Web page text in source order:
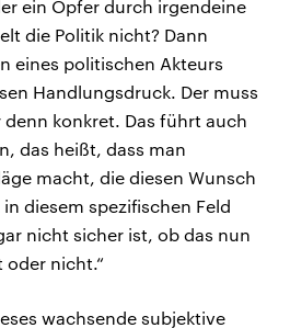
ein Opfer durch irgendeine
die Politik nicht? Dann
eines politischen Akteurs
Handlungsdruck. Der muss
konkret. Das führt auch
das heißt, dass man
macht, die diesen Wunsch
diesem spezifischen Feld
nicht sicher ist, ob das nun
oder nicht.“
wachsende subjektive